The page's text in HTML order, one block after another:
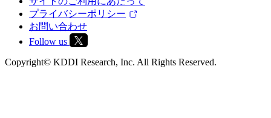
プライバシーポリシー
お問い合わせ
Follow us
Copyright© KDDI Research, Inc. All Rights Reserved.